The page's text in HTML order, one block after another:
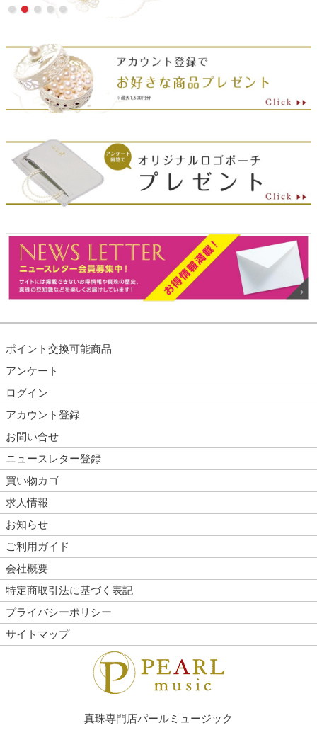
ポイント交換可能商品
アンケート
ログイン
アカウント登録
お問い合せ
ニュースレター登録
買い物カゴ
求人情報
お知らせ
ご利用ガイド
会社概要
特定商取引法に基づく表記
プライバシーポリシー
サイトマップ
真珠専門店パールミュージック